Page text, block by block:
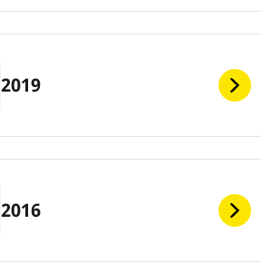
2019
2016